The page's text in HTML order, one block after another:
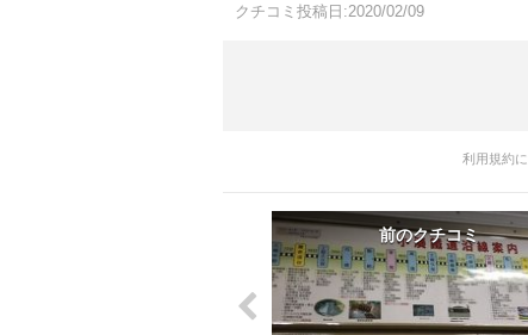
クチコミ投稿日:2020/02/09
利用規約
前のクチコミ